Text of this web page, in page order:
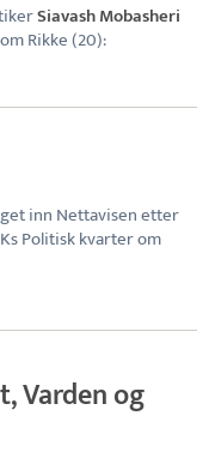
Siavash Mobasheri
Rikke (20):
inn Nettavisen etter
Politisk kvarter om
Varden og